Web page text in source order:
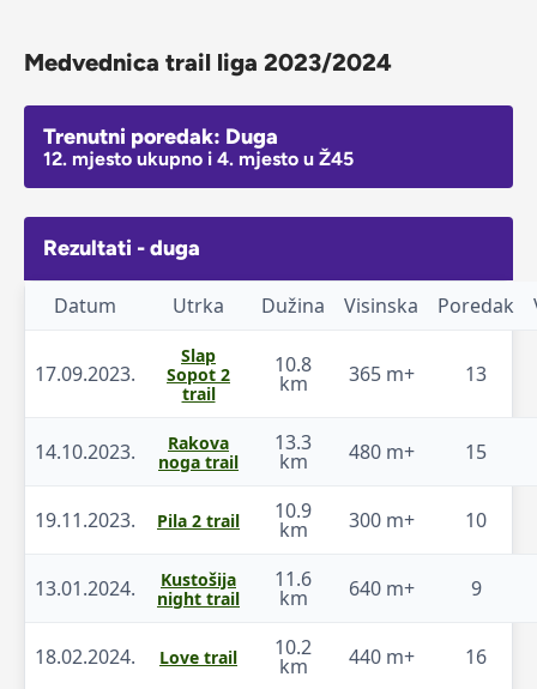
Medvednica trail liga 2023/2024
Trenutni poredak: Duga
12. mjesto ukupno i 4. mjesto u Ž45
Rezultati - duga
Datum Utrka Dužina Visinska Poredak
17.09.2023.
Slap
Sopot 2
trail
10.8
km 365 m+ 13
14.10.2023.
Rakova
noga trail
13.3
km 480 m+ 15
19.11.2023. Pila 2 trail 10.9
km 300 m+ 10
13.01.2024.
Kustošija
night trail
11.6
km 640 m+ 9
18.02.2024. Love trail 10.2
km 440 m+ 16